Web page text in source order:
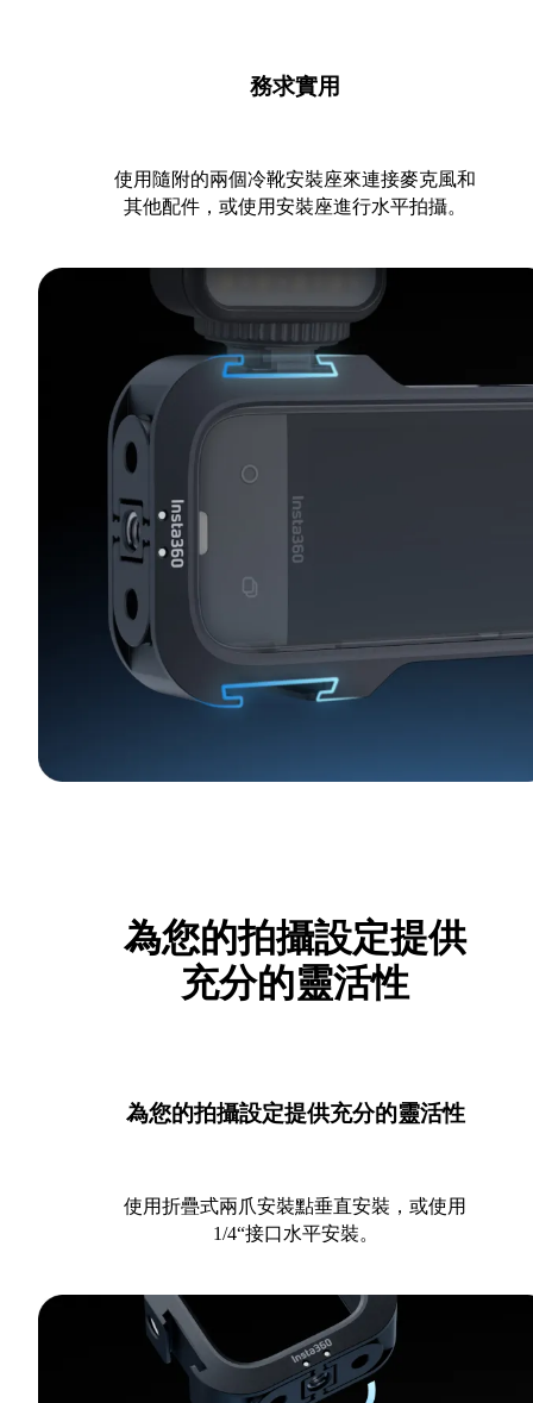
務求實用
使用隨附的兩個冷靴安裝座來連接麥克風和
其他配件，或使用安裝座進行水平拍攝。
為您的拍攝設定提供
充分的靈活性
為您的拍攝設定提供充分的靈活性
使用折疊式兩爪安裝點垂直安裝，或使用
1/4“接口水平安裝。